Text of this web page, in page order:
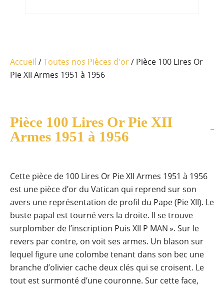
Accueil /Toutes nos Pièces d'or/ Pièce 100 Lires Or
Pie XII Armes 1951 à 1956
Pièce 100 Lires Or Pie XII
Armes 1951 à 1956
Cette pièce de 100 Lires Or Pie XII Armes 1951 à 1956
est une pièce d’or du Vatican qui reprend sur son
avers une représentation de profil du Pape (Pie XII). Le
buste papal est tourné vers la droite. Il se trouve
surplomber de l’inscription Puis XII P MAN ». Sur le
revers par contre, on voit ses armes. Un blason sur
lequel figure une colombe tenant dans son bec une
branche d’olivier cache deux clés qui se croisent. Le
tout est surmonté d’une couronne. Sur cette face,